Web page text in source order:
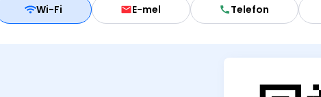
Wi-Fi E-mel Telefon